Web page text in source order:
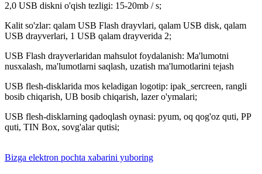
2,0 USB diskni o'qish tezligi: 15-20mb / s;
Kalit so'zlar: qalam USB Flash drayvlari, qalam USB disk, qalam
USB drayverlari, 1 USB qalam drayverida 2;
USB Flash drayverlaridan mahsulot foydalanish: Ma'lumotni
nusxalash, ma'lumotlarni saqlash, uzatish ma'lumotlarini tejash
USB flesh-disklarida mos keladigan logotip: ipak_sercreen, rangli
bosib chiqarish, UB bosib chiqarish, lazer o'ymalari;
USB flesh-disklarning qadoqlash oynasi: pyum, oq qog'oz quti, PP
quti, TIN Box, sovg'alar qutisi;
Bizga elektron pochta xabarini yuboring